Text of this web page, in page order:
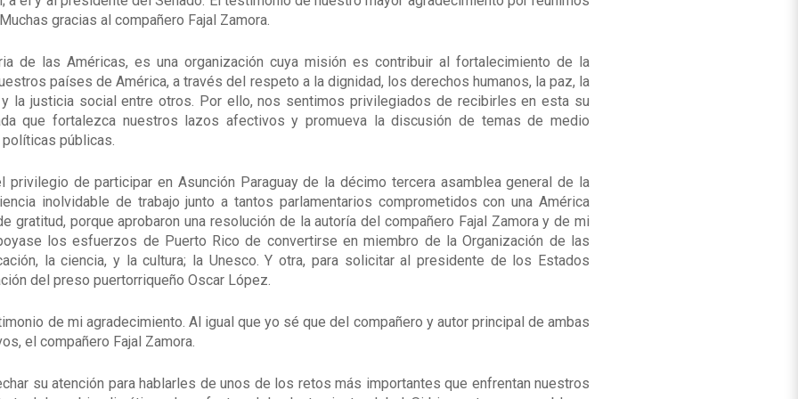
gracias al compañero Fajal Zamora.
de las Américas, es una organización cuya misión es contribuir al fortalecimiento de la
países de América, a través del respeto a la dignidad, los derechos humanos, la paz, la
la justicia social entre otros. Por ello, nos sentimos privilegiados de recibirles en esta su
que fortalezca nuestros lazos afectivos y promueva la discusión de temas de medio
públicas.
privilegio de participar en Asunción Paraguay de la décimo tercera asamblea general de la
inolvidable de trabajo junto a tantos parlamentarios comprometidos con una América
gratitud, porque aprobaron una resolución de la autoría del compañero Fajal Zamora y de mi
los esfuerzos de Puerto Rico de convertirse en miembro de la Organización de las
la ciencia, y la cultura; la Unesco. Y otra, para solicitar al presidente de los Estados
del preso puertorriqueño Oscar López.
de mi agradecimiento. Al igual que yo sé que del compañero y autor principal de ambas
el compañero Fajal Zamora.
su atención para hablarles de unos de los retos más importantes que enfrentan nuestros